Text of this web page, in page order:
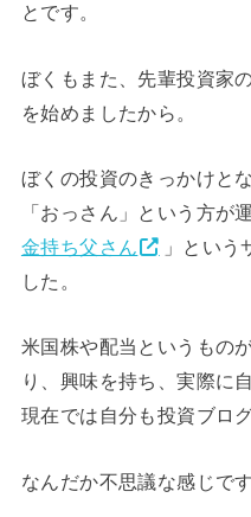
とです。
ぼくもまた、先輩投資家
を始めましたから。
ぼくの投資のきっかけと
「おっさん」という方が
金持ち父さん
」という
した。
米国株や配当というもの
り、興味を持ち、実際に
現在では自分も投資ブロ
なんだか不思議な感じです